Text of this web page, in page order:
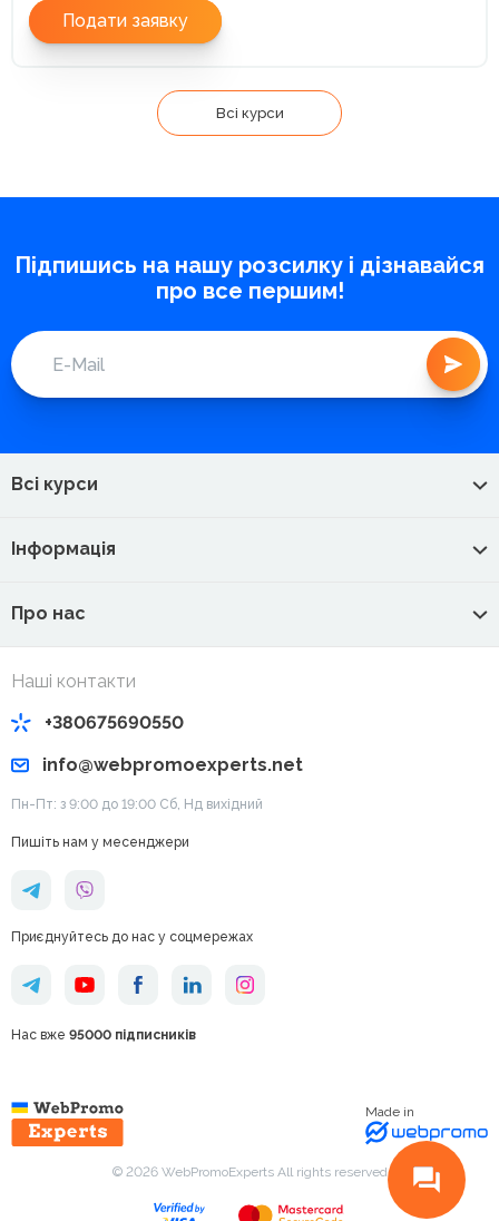
Подати заявку
Всі курси
Підпишись на нашу розсилку і дізнавайся
про все першим!
Всі курси
Інформація
Про нас
Наші контакти
+380675690550
info@webpromoexperts.net
Пн-Пт: з 9:00 до 19:00 Cб, Нд вихідний
Пишіть нам у месенджери
Приєднуйтесь до нас у соцмережах
Нас вже 95000 підписників
Made in
© 2026 WebPromoExperts All rights reserved